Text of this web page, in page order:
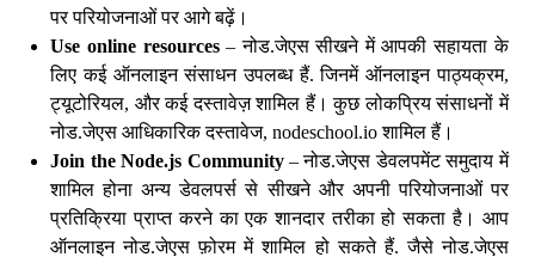
पर परियोजनाओं पर आगे बढ़ें।
Use online resources– नोड.जेएस सीखने में आपकी सहायता के
लिए कई ऑनलाइन संसाधन उपलब्ध हैं. जिनमें ऑनलाइन पाठ्यक्रम,
ट्यूटोरियल, और कई दस्तावेज़ शामिल हैं। कुछ लोकप्रिय संसाधनों में
नोड.जेएस आधिकारिक दस्तावेज, nodeschool.io शामिल हैं।
Join the Node.js Community– नोड.जेएस डेवलपमेंट समुदाय में
शामिल होना अन्य डेवलपर्स से सीखने और अपनी परियोजनाओं पर
प्रतिक्रिया प्राप्त करने का एक शानदार तरीका हो सकता है। आप
ऑनलाइन नोड.जेएस फ़ोरम में शामिल हो सकते हैं. जैसे नोड.जेएस